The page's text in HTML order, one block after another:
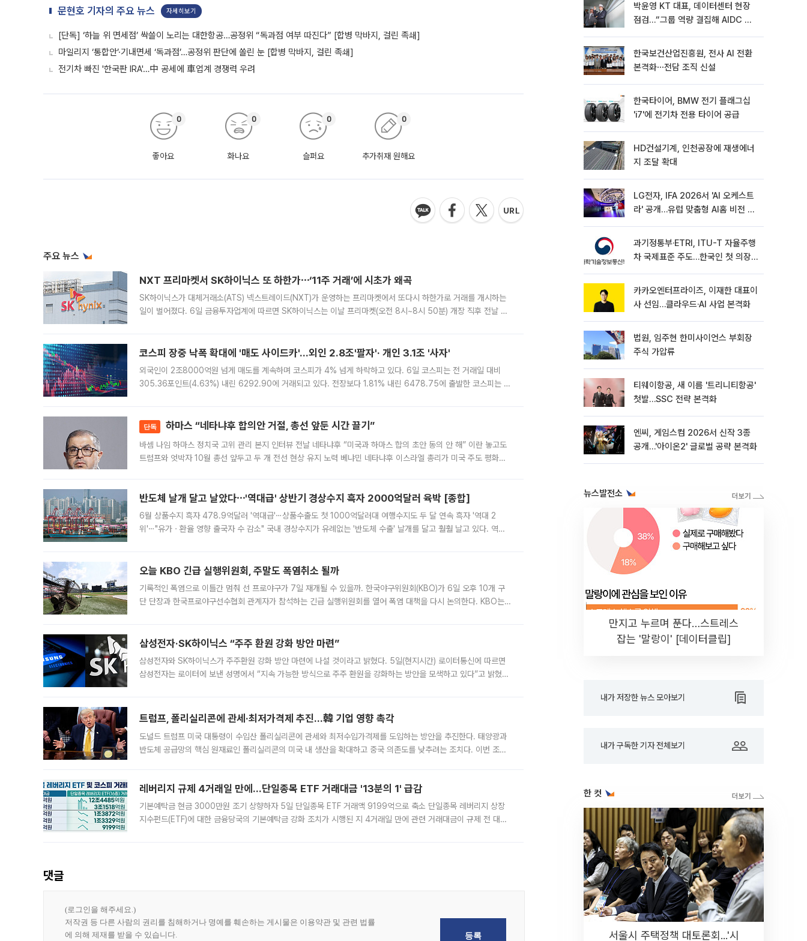
문현호 기자의 주요 뉴스 자세히보기
[단독] ‘하늘 위 면세점’ 싹쓸이 노리는 대한항공…공정위 “독과점 여부 따진다” [합병 막바지, 걸린 족쇄]
마일리지 ‘통합안’·기내면세 ‘독과점’…공정위 판단에 쏠린 눈 [합병 막바지, 걸린 족쇄]
전기차 빠진 '한국판 IRA'…中 공세에 車업계 경쟁력 우려
좋아요
0
화나요
0
슬퍼요
0
추가취재 원해요
0
주요 뉴스
NXT 프리마켓서 SK하이닉스 또 하한가⋯‘11주 거래’에 시초가 왜곡
SK하이닉스가 대체거래소(ATS) 넥스트레이드(NXT)가 운영하는 프리마켓에서 또다시 하한가로 거래를 개시하는
일이 벌어졌다. 6일 금융투자업계에 따르면 SK하이닉스는 이날 프리마켓(오전 8시~8시 50분) 개장 직후 전날 정
코스피 장중 낙폭 확대에 '매도 사이드카'…외인 2.8조'팔자'· 개인 3.1조 '사자'
외국인이 2조8000억원 넘게 매도를 계속하며 코스피가 4% 넘게 하락하고 있다. 6일 코스피는 전 거래일 대비
305.36포인트(4.63%) 내린 6292.90에 거래되고 있다. 전장보다 1.81% 내린 6478.75에 출발한 코스피는 장
단독 하마스 “네타냐후 합의안 거절, 총선 앞둔 시간 끌기”
바셈 나임 하마스 정치국 고위 관리 본지 인터뷰 전날 네타냐후 “미국과 하마스 합의 초안 동의 안 해” 이란 놓고도
트럼프와 엇박자 10월 총선 앞두고 두 개 전선 현상 유지 노력 베냐민 네타냐후 이스라엘 총리가 미국 주도 평화위
반도체 날개 달고 날았다⋯'역대급' 상반기 경상수지 흑자 2000억달러 육박 [종합]
6월 상품수지 흑자 478.9억달러 '역대급'⋯상품수출도 첫 1000억달러대 여행수지도 두 달 연속 흑자 '역대 2
위'⋯"유가ㆍ환율 영향 출국자 수 감소" 국내 경상수지가 유례없는 '반도체 수출' 날개를 달고 훨훨 날고 있다. 역대
오늘 KBO 긴급 실행위원회, 주말도 폭염취소 될까
기록적인 폭염으로 이틀간 멈춰 선 프로야구가 7일 재개될 수 있을까. 한국야구위원회(KBO)가 6일 오후 10개 구
단 단장과 한국프로야구선수협회 관계자가 참석하는 긴급 실행위원회를 열어 폭염 대책을 다시 논의한다. KBO는
삼성전자·SK하이닉스 “주주 환원 강화 방안 마련”
삼성전자와 SK하이닉스가 주주환원 강화 방안 마련에 나설 것이라고 밝혔다. 5일(현지시간) 로이터통신에 따르면
삼성전자는 로이터에 보낸 성명에서 “지속 가능한 방식으로 주주 환원을 강화하는 방안을 모색하고 있다”고 밝혔다.
트럼프, 폴리실리콘에 관세·최저가격제 추진…韓 기업 영향 촉각
도널드 트럼프 미국 대통령이 수입산 폴리실리콘에 관세와 최저수입가격제를 도입하는 방안을 추진한다. 태양광과
반도체 공급망의 핵심 원재료인 폴리실리콘의 미국 내 생산을 확대하고 중국 의존도를 낮추려는 조치다. 이번 조처
레버리지 규제 4거래일 만에…단일종목 ETF 거래대금 '13분의 1' 급감
기본예탁금 현금 3000만원 조기 상향하자 5일 단일종목 ETF 거래액 9199억으로 축소 단일종목 레버리지 상장
지수펀드(ETF)에 대한 금융당국의 기본예탁금 강화 조치가 시행된 지 4거래일 만에 관련 거래대금이 규제 전 대비
댓글
박윤영 KT 대표, 데이터센터 현장
점검…“그룹 역량 결집해 AIDC 경
한국보건산업진흥원, 전사 AI 전환
본격화⋯전담 조직 신설
한국타이어, BMW 전기 플래그십
'i7'에 전기차 전용 타이어 공급
HD건설기계, 인천공장에 재생에너
지 조달 확대
LG전자, IFA 2026서 'AI 오케스트
라' 공개…유럽 맞춤형 AI홈 비전 제
과기정통부·ETRI, ITU-T 자율주행
차 국제표준 주도…한국인 첫 의장
카카오엔터프라이즈, 이재한 대표이
사 선임…클라우드·AI 사업 본격화
법원, 임주현 한미사이언스 부회장
주식 가압류
티웨이항공, 새 이름 '트리니티항공'
첫발…SSC 전략 본격화
엔씨, 게임스컴 2026서 신작 3종
공개…'아이온2' 글로벌 공략 본격화
뉴스발전소
만지고 누르며 푼다…스트레스
잡는 '말랑이' [데이터클립]
내가 저장한 뉴스 모아보기
내가 구독한 기자 전체보기
한 컷
서울시 주택정책 대토론회...'시